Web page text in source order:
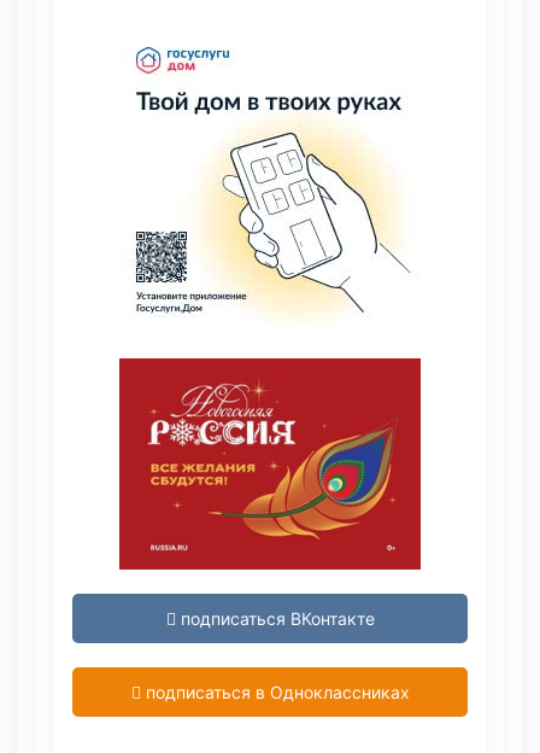
подписаться ВКонтакте
подписаться в Одноклассниках